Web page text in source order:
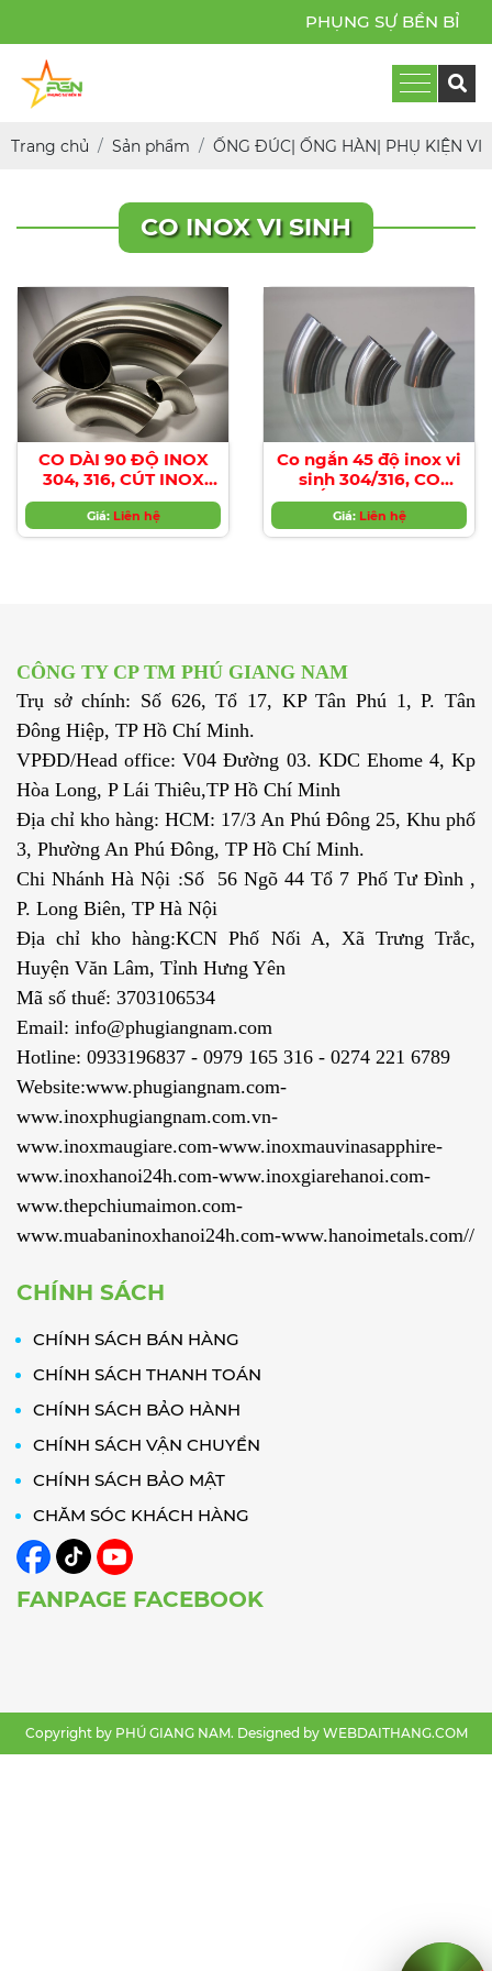
PHỤNG SỰ BỀN BỈ
Trang chủ Sản phẩm ỐNG ĐÚC| ỐNG HÀN| PHỤ KIỆN VI
CO INOX VI SINH
CO DÀI 90 ĐỘ INOX
304, 316, CÚT INOX
304, CÚT INOX 316,
CÚT INOX VI SINH, CO
INOX VI SINH, CO
Giá: Liên hệ
Co ngắn 45 độ inox vi
sinh 304/316, CO
NGẮN 45 ĐỘ INOX
304, 316, CO LƠI 304,
CO LƠI 316
Giá: Liên hệ
CÔNG TY CP TM PHÚ GIANG NAM
Trụ sở chính: Số 626, Tổ 17, KP Tân Phú 1, P. Tân
Đông Hiệp, TP Hồ Chí Minh.
VPĐD/Head office: V04 Đường 03. KDC Ehome 4, Kp
Hòa Long, P Lái Thiêu,TP Hồ Chí Minh
Địa chỉ kho hàng: HCM: 17/3 An Phú Đông 25, Khu phố
3, Phường An Phú Đông, TP Hồ Chí Minh.
Chi Nhánh Hà Nội :Số 56 Ngõ 44 Tổ 7 Phố Tư Đình ,
P. Long Biên, TP Hà Nội
Địa chỉ kho hàng:KCN Phố Nối A, Xã Trưng Trắc,
Huyện Văn Lâm, Tỉnh Hưng Yên
Mã số thuế: 3703106534
Email: info@phugiangnam.com
Hotline: 0933196837 - 0979 165 316 - 0274 221 6789
Website:www.phugiangnam.com-
www.inoxphugiangnam.com.vn-
www.inoxmaugiare.com-www.inoxmauvinasapphire-
www.inoxhanoi24h.com-www.inoxgiarehanoi.com-
www.thepchiumaimon.com-
www.muabaninoxhanoi24h.com-www.hanoimetals.com//
CHÍNH SÁCH
CHÍNH SÁCH BÁN HÀNG
CHÍNH SÁCH THANH TOÁN
CHÍNH SÁCH BẢO HÀNH
CHÍNH SÁCH VẬN CHUYỂN
CHÍNH SÁCH BẢO MẬT
CHĂM SÓC KHÁCH HÀNG
FANPAGE FACEBOOK
Copyright by PHÚ GIANG NAM. Designed by WEBDAITHANG.COM